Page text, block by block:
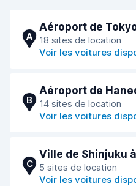
A
Aéroport de
18 sites de location
Voir les voitures
B
Aéroport de
14 sites de location
Voir les voitures
C
Ville de Shinjuku
5 sites de location
Voir les voitures